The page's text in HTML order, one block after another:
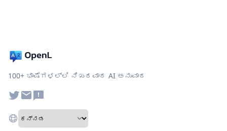
100+ ಭಾಷೆಗಳಲ್ಲಿ ನಿಖರವಾದ AI ಅನುವಾದ